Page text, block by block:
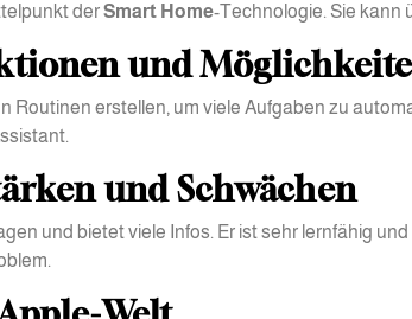
derSmart Home-Technologie. Sie kann
und
Routinen erstellen, um viele Aufgaben zu
und Schwächen
und bietet viele Infos. Er ist sehr lernfähig